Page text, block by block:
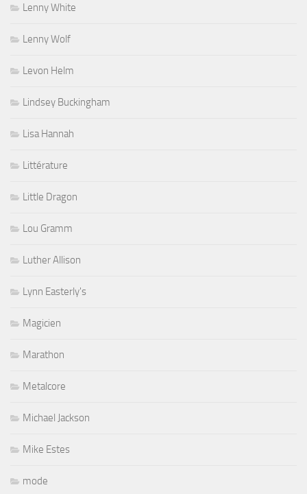
Lenny White
Lenny Wolf
Levon Helm
Lindsey Buckingham
Lisa Hannah
Littérature
Little Dragon
Lou Gramm
Luther Allison
Lynn Easterly's
Magicien
Marathon
Metalcore
Michael Jackson
Mike Estes
mode